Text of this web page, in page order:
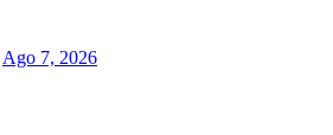
Ago 7, 2026